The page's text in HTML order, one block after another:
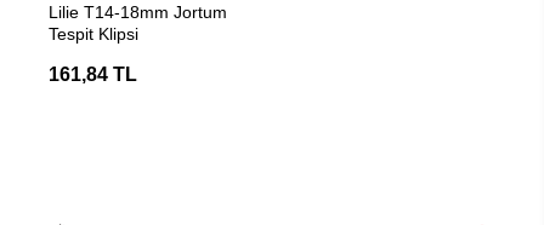
Lilie T14-18mm Jortum
Tespit Klipsi
161,84 TL